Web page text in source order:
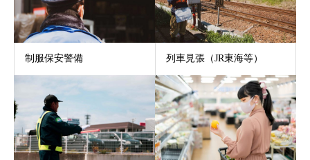
制服保安警備 列車見張（JR東海等）